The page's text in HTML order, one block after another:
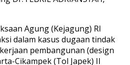
Agung (Kejagung) RI
dalam kasus dugaan tindak
pembangunan (design
Cikampek (Tol Japek) II